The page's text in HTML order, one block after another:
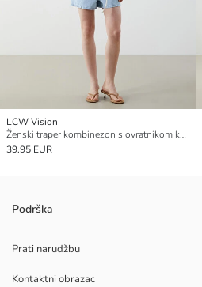
LCW Vision
Ženski traper kombinezon s ovratnikom košulje
39.95 EUR
Podrška
Prati narudžbu
Kontaktni obrazac